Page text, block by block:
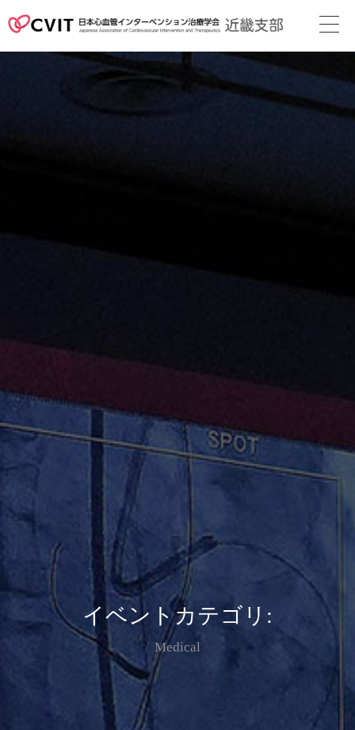
次回地方会
イベントカテゴリ:
Medical